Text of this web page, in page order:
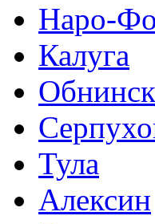
Наро-
Калуга
Обнинск
Тула
Алексин